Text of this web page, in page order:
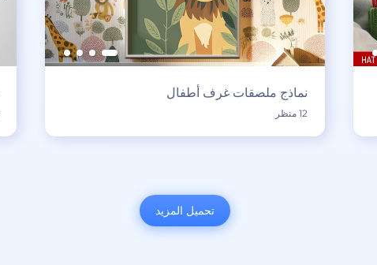
نماذج ملصقات غرف أطفال
12 منظر
تحميل المزيد